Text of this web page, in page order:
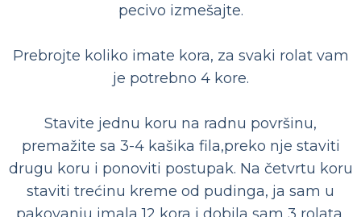
pecivo izmešajte.
Prebrojte koliko imate kora, za svaki rolat vam
je potrebno 4 kore.
Stavite jednu koru na radnu površinu,
premažite sa 3-4 kašika fila,preko nje staviti
drugu koru i ponoviti postupak. Na četvrtu koru
staviti trećinu kreme od pudinga, ja sam u